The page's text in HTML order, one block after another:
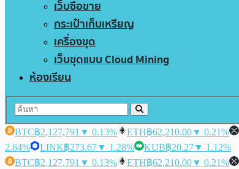
เว็บซื้อขาย
กระเป๋าเก็บเหรียญ
เครื่องขุด
เว็บขุดแบบ Cloud Mining
ห้องเรียน
BTC฿2,127,791 ▼ 0.13% ETH฿62,210.00▼ 0.21%
2.64%
LINK฿273.67▼ 1.28% KUB฿20.27▼ 1.12%
BTC฿2,127,791 ▼ 0.13% ETH฿62,210.00▼ 0.21%